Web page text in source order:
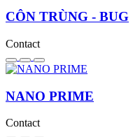
CÔN TRÙNG - BUG
Contact
NANO PRIME
Contact